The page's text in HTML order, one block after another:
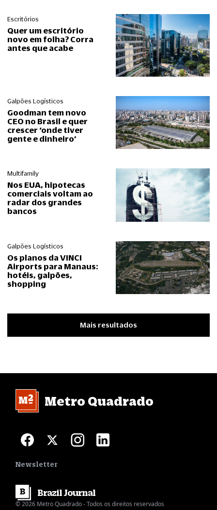
Escritórios
Quer um escritório
novo em folha? Corra
antes que acabe
Galpões Logísticos
Goodman tem novo
CEO no Brasil e quer
crescer ‘onde tiver
gente e dinheiro’
Multifamily
Nos EUA, hipotecas
comerciais voltam ao
radar dos grandes
bancos
Galpões Logísticos
Os planos da VINCI
Airports para Manaus:
hotéis, galpões,
shopping
Mais resultados
Metro Quadrado
Newsletter
© 2026 Metro Quadrado - Todos os direitos reservados
BrazilJournal